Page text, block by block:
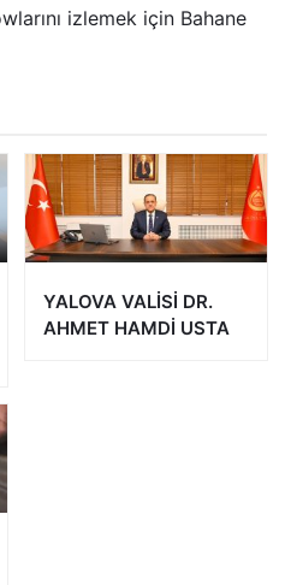
izlemek için Bahane
YALOVA VALİSİ DR.
AHMET HAMDİ USTA